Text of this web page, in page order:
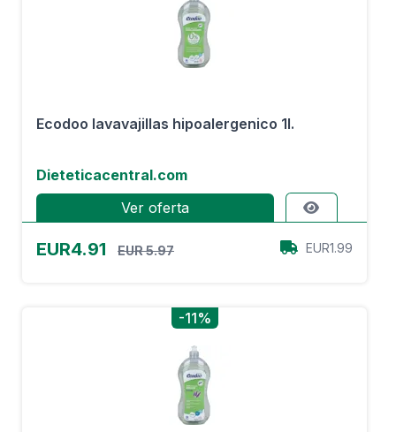
Ecodoo lavavajillas hipoalergenico 1l.
Dieteticacentral.com
Ver oferta
EUR4.91 EUR 5.97 EUR1.99
-11%